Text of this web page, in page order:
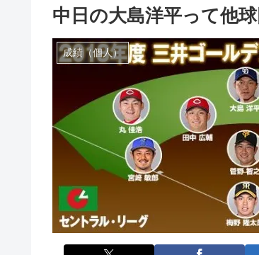
中日の大島洋平って他
成績（個人）